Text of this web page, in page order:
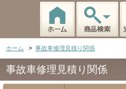
ホーム > 事故車修理見積り関係
事故車修理見積り関係